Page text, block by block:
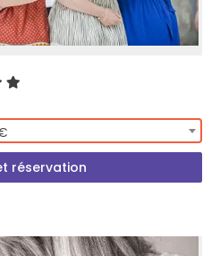
réservation